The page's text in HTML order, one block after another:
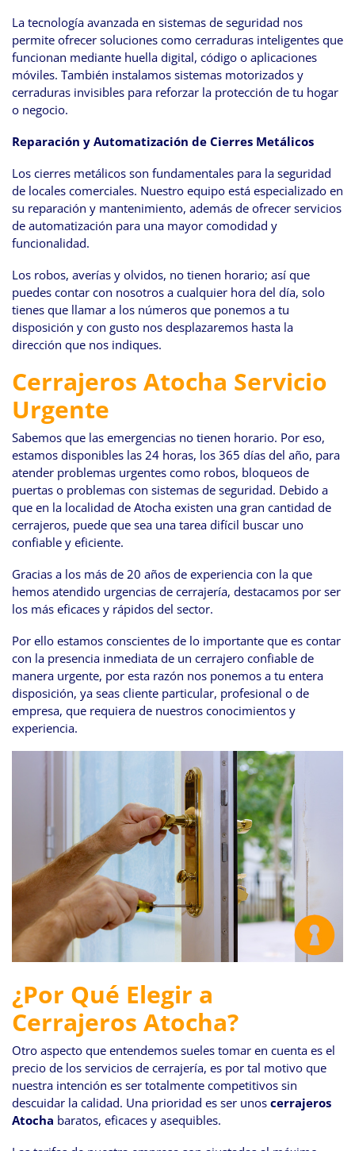
La tecnología avanzada en sistemas de seguridad nos
permite ofrecer soluciones como cerraduras inteligentes que
funcionan mediante huella digital, código o aplicaciones
móviles. También instalamos sistemas motorizados y
cerraduras invisibles para reforzar la protección de tu hogar
o negocio.
Reparación y Automatización de Cierres Metálicos
Los cierres metálicos son fundamentales para la seguridad
de locales comerciales. Nuestro equipo está especializado en
su reparación y mantenimiento, además de ofrecer servicios
de automatización para una mayor comodidad y
funcionalidad.
Los robos, averías y olvidos, no tienen horario; así que
puedes contar con nosotros a cualquier hora del día, solo
tienes que llamar a los números que ponemos a tu
disposición y con gusto nos desplazaremos hasta la
dirección que nos indiques.
Cerrajeros Atocha Servicio
Urgente
Sabemos que las emergencias no tienen horario. Por eso,
estamos disponibles las 24 horas, los 365 días del año, para
atender problemas urgentes como robos, bloqueos de
puertas o problemas con sistemas de seguridad. Debido a
que en la localidad de Atocha existen una gran cantidad de
cerrajeros, puede que sea una tarea difícil buscar uno
confiable y eficiente.
Gracias a los más de 20 años de experiencia con la que
hemos atendido urgencias de cerrajería, destacamos por ser
los más eficaces y rápidos del sector.
Por ello estamos conscientes de lo importante que es contar
con la presencia inmediata de un cerrajero confiable de
manera urgente, por esta razón nos ponemos a tu entera
disposición, ya seas cliente particular, profesional o de
empresa, que requiera de nuestros conocimientos y
experiencia.
¿Por Qué Elegir a
Cerrajeros Atocha?
Otro aspecto que entendemos sueles tomar en cuenta es el
precio de los servicios de cerrajería, es por tal motivo que
nuestra intención es ser totalmente competitivos sin
descuidar la calidad. Una prioridad es ser unos cerrajeros
Atocha baratos, eficaces y asequibles.